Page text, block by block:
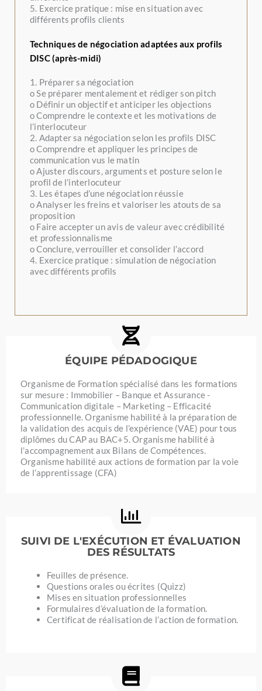
5. Exercice pratique : mise en situation avec
différents profils clients
Techniques de négociation adaptées aux profils
DISC (après-midi)
1. Préparer sa négociation
o Se préparer mentalement et rédiger son pitch
o Définir un objectif et anticiper les objections
o Comprendre le contexte et les motivations de
l’interlocuteur
2. Adapter sa négociation selon les profils DISC
o Comprendre et appliquer les principes de
communication vus le matin
o Ajuster discours, arguments et posture selon le
profil de l’interlocuteur
3. Les étapes d’une négociation réussie
o Analyser les freins et valoriser les atouts de sa
proposition
o Faire accepter un avis de valeur avec crédibilité
et professionnalisme
o Conclure, verrouiller et consolider l’accord
4. Exercice pratique : simulation de négociation
avec différents profils
ÉQUIPE PÉDADOGIQUE
Organisme de Formation spécialisé dans les formations
sur mesure : Immobilier – Banque et Assurance -
Communication digitale – Marketing – Efficacité
professionnelle. Organisme habilité à la préparation de
la validation des acquis de l’expérience (VAE) pour tous
diplômes du CAP au BAC+5. Organisme habilité à
l’accompagnement aux Bilans de Compétences.
Organisme habilité aux actions de formation par la voie
de l’apprentissage (CFA)
SUIVI DE L'EXÉCUTION ET ÉVALUATION
DES RÉSULTATS
Feuilles de présence.
Questions orales ou écrites (Quizz)
Mises en situation professionnelles
Formulaires d’évaluation de la formation.
Certificat de réalisation de l’action de formation.